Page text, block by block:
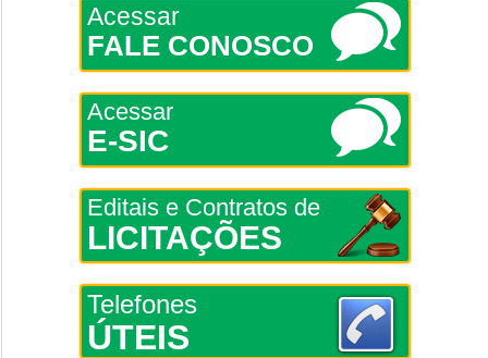
Acessar
FALE CONOSCO
Acessar
E-SIC
Editais e Contratos de
LICITAÇÕES
Telefones
ÚTEIS